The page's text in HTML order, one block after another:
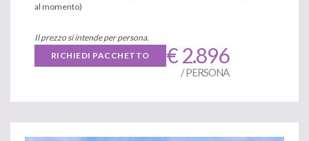
al momento)
Il prezzo si intende per persona.
RICHIEDI PACCHETTO
€ 2.896
/ PERSONA